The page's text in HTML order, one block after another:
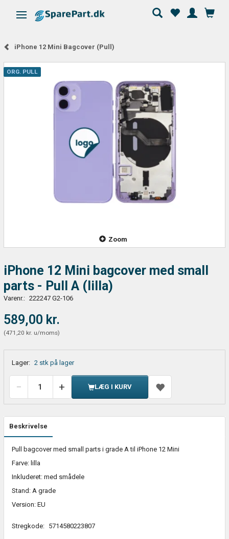
Skifte navigation
iPhone 12 Mini Bagcover (Pull)
ORG. PULL
Zoom
iPhone 12 Mini bagcover med small
parts - Pull A (lilla)
Varenr.: 222247 G2-106
589,00 kr.
(471,20 kr. u/moms)
Lager: 2 stk på lager
LÆG I KURV
Beskrivelse
Pull bagcover med small parts i grade A til iPhone 12 Mini
Farve: lilla
Inkluderet: med smådele
Stand: A grade
Version: EU
Stregkode: 5714580223807